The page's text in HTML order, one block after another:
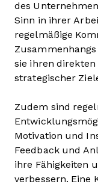
des
Sinn in ihrer
regelmäßige
sie ihren
strategischer
Zudem sind
Motivation und
Feedback und
ihre Fähigkeiten
verbessern. Eine